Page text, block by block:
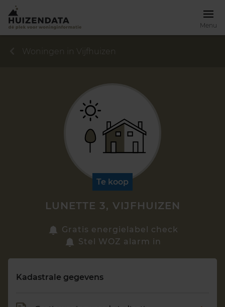
Menu
Zoek een woning
Woningen in Vijfhuizen
Te koop
LUNETTE 3, VIJFHUIZEN
Gratis energielabel check
Stel WOZ alarm in
Kadastrale gegevens